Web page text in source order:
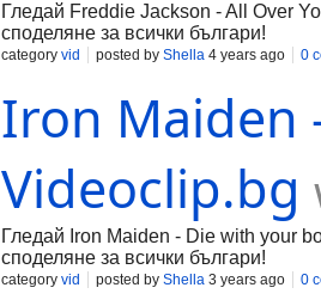
Гледай Freddie Jackson - All Over
споделяне за всички българи!
category vid posted by Shella 4 years ago 0
Iron Maiden
Videoclip.bg
Гледай Iron Maiden - Die with your
споделяне за всички българи!
category vid posted by Shella 3 years ago 0